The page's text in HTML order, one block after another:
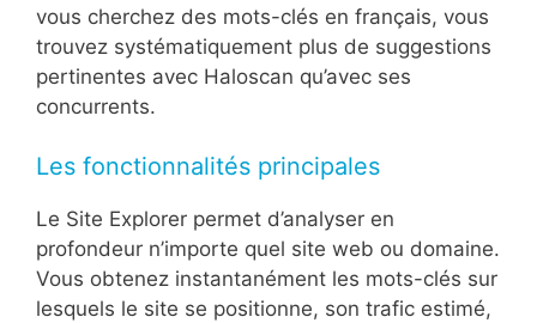
vous cherchez des mots-clés en français, vous
trouvez systématiquement plus de suggestions
pertinentes avec Haloscan qu’avec ses
concurrents.
Les fonctionnalités principales
Le Site Explorer permet d’analyser en
profondeur n’importe quel site web ou domaine.
Vous obtenez instantanément les mots-clés sur
lesquels le site se positionne, son trafic estimé,